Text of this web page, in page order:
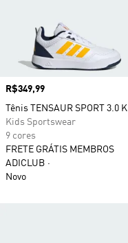
Preço
R$349,99
Tênis TENSAUR SPORT 3.0 K
Kids Sportswear
9 cores
FRETE GRÁTIS MEMBROS
ADICLUB
Novo